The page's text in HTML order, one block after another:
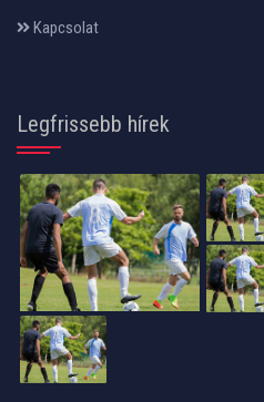
Kapcsolat
Legfrissebb hírek